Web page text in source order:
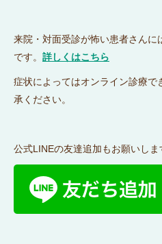
来院・対面受診が怖い患者さん
です。 詳しくはこちら
症状によってはオンライン診療で
承ください。
公式LINEの友達追加もお願いしま